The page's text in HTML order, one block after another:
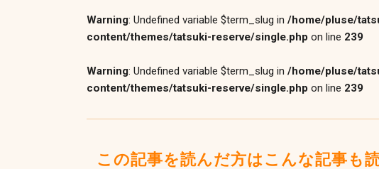
Warning: Undefined variable $term_slug in /home/pluse/
content/themes/tatsuki-reserve/single.php on line 239
Warning: Undefined variable $term_slug in /home/pluse/
content/themes/tatsuki-reserve/single.php on line 239
この記事を読んだ方はこんな記事も